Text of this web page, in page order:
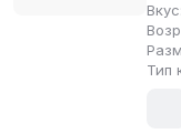
Вкус:
Тип